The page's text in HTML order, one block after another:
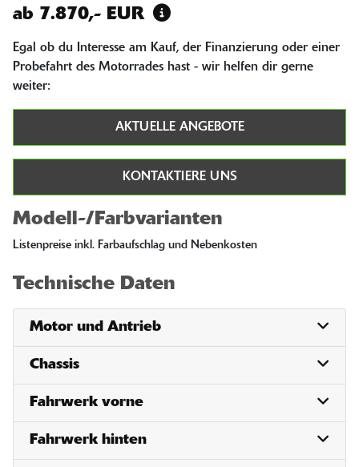
Modell-/Farbvarianten
Listenpreise inkl. Farbaufschlag und Nebenkosten
Technische Daten
Motor und Antrieb
Chassis
Fahrwerk vorne
Fahrwerk hinten
ab 7.870,- EUR
Egal ob du Interesse am Kauf, der Finanzierung oder einer
Probefahrt des Motorrades hast - wir helfen dir gerne
weiter:
AKTUELLE ANGEBOTE
KONTAKTIERE UNS